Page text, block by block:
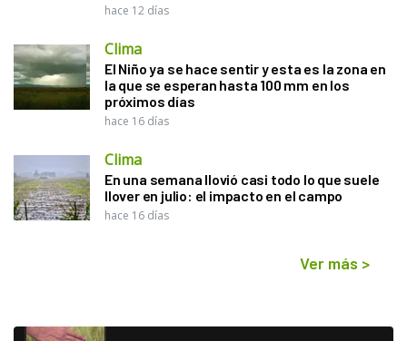
hace 12 días
Clima
El Niño ya se hace sentir y esta es la zona en
la que se esperan hasta 100 mm en los
próximos días
hace 16 días
Clima
En una semana llovió casi todo lo que suele
llover en julio: el impacto en el campo
hace 16 días
Ver más >